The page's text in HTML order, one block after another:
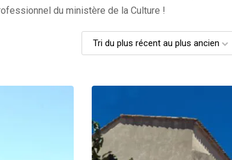
du ministère de la Culture !